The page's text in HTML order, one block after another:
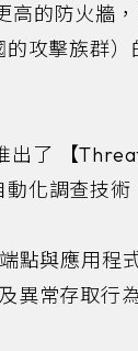
的防火牆
攻擊族群
出了 【
化調查技術
點與應用程
異常存取行